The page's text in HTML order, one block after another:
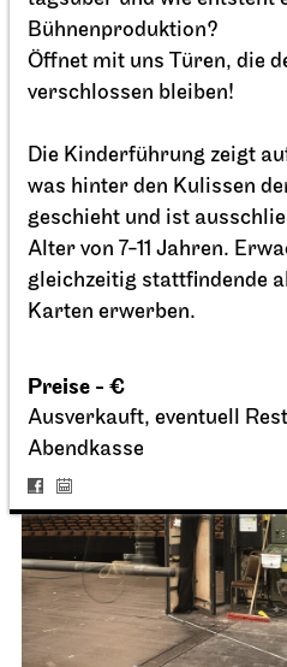
Bühnenproduktion?
Öffnet mit uns Türen, die
verschlossen bleiben!
Die Kinderführung zeigt
was hinter den Kulissen
geschieht und ist
Alter von 7-11 Jahren.
gleichzeitig stattfindende
Karten erwerben.
Preise - €
Ausverkauft, eventuell
Abendkasse
Onegin
25.09.2026
19:00 - 21:30
Sa, 26.09.2026